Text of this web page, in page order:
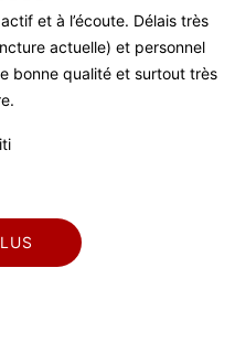
Délais très
et personnel
et surtout très
Super